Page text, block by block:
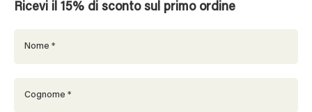
Ricevi il 15% di sconto sul primo ordine